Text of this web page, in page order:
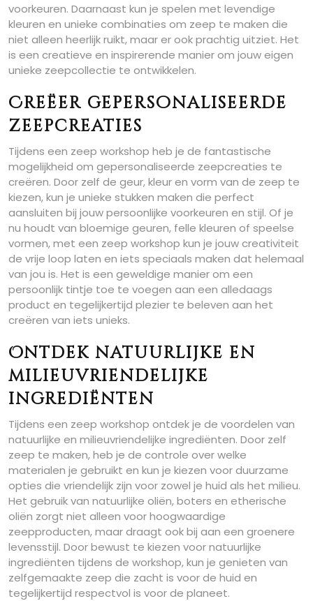
voorkeuren. Daarnaast kun je spelen met levendige
kleuren en unieke combinaties om zeep te maken die
niet alleen heerlijk ruikt, maar er ook prachtig uitziet. Het
is een creatieve en inspirerende manier om jouw eigen
unieke zeepcollectie te ontwikkelen.
Creëer gepersonaliseerde
zeepcreaties
Tijdens een zeep workshop heb je de fantastische
mogelijkheid om gepersonaliseerde zeepcreaties te
creëren. Door zelf de geur, kleur en vorm van de zeep te
kiezen, kun je unieke stukken maken die perfect
aansluiten bij jouw persoonlijke voorkeuren en stijl. Of je
nu houdt van bloemige geuren, felle kleuren of speelse
vormen, met een zeep workshop kun je jouw creativiteit
de vrije loop laten en iets speciaals maken dat helemaal
van jou is. Het is een geweldige manier om een
persoonlijk tintje toe te voegen aan een alledaags
product en tegelijkertijd plezier te beleven aan het
creëren van iets unieks.
Ontdek natuurlijke en
milieuvriendelijke
ingrediënten
Tijdens een zeep workshop ontdek je de voordelen van
natuurlijke en milieuvriendelijke ingrediënten. Door zelf
zeep te maken, heb je de controle over welke
materialen je gebruikt en kun je kiezen voor duurzame
opties die vriendelijk zijn voor zowel je huid als het milieu.
Het gebruik van natuurlijke oliën, boters en etherische
oliën zorgt niet alleen voor hoogwaardige
zeepproducten, maar draagt ook bij aan een groenere
levensstijl. Door bewust te kiezen voor natuurlijke
ingrediënten tijdens de workshop, kun je genieten van
zelfgemaakte zeep die zacht is voor de huid en
tegelijkertijd respectvol is voor de planeet.